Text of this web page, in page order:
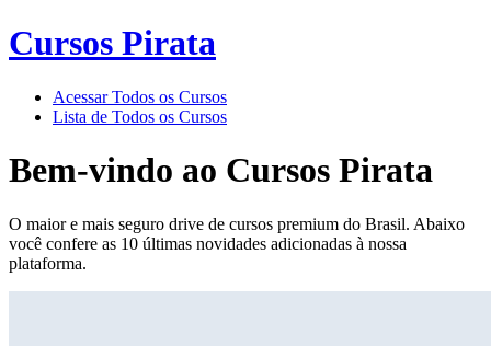
Cursos Pirata
Acessar Todos os Cursos
Lista de Todos os Cursos
Bem-vindo ao Cursos Pirata
O maior e mais seguro drive de cursos premium do Brasil. Abaixo
você confere as 10 últimas novidades adicionadas à nossa
plataforma.